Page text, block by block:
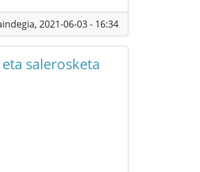
2021-06-03 - 16:34
salerosketa